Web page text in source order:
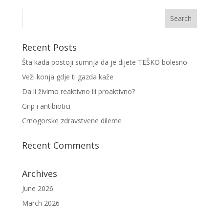
Recent Posts
Šta kada postoji sumnja da je dijete TEŠKO bolesno
Veži konja gdje ti gazda kaže
Da li živimo reaktivno ili proaktivno?
Grip i antibiotici
Crnogorske zdravstvene dileme
Recent Comments
Archives
June 2026
March 2026